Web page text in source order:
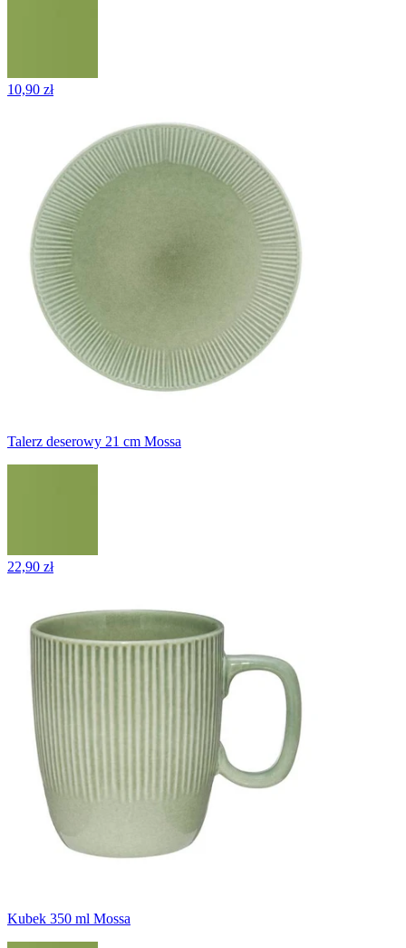
10,90 zł
Talerz deserowy 21 cm Mossa
22,90 zł
Kubek 350 ml Mossa